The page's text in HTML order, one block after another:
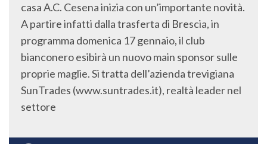
casa A.C. Cesena inizia con un’importante novità.
A partire infatti dalla trasferta di Brescia, in
programma domenica 17 gennaio, il club
bianconero esibirà un nuovo main sponsor sulle
proprie maglie. Si tratta dell’azienda trevigiana
SunTrades (www.suntrades.it), realtà leader nel
settore